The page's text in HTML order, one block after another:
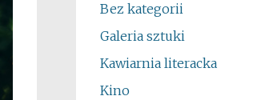
Bez kategorii
Galeria sztuki
Kawiarnia literacka
Kino